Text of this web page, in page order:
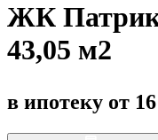
ЖК
43,05 м2
в ипотеку от